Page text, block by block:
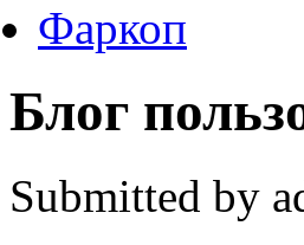
Фаркоп
Блог
Submitted by